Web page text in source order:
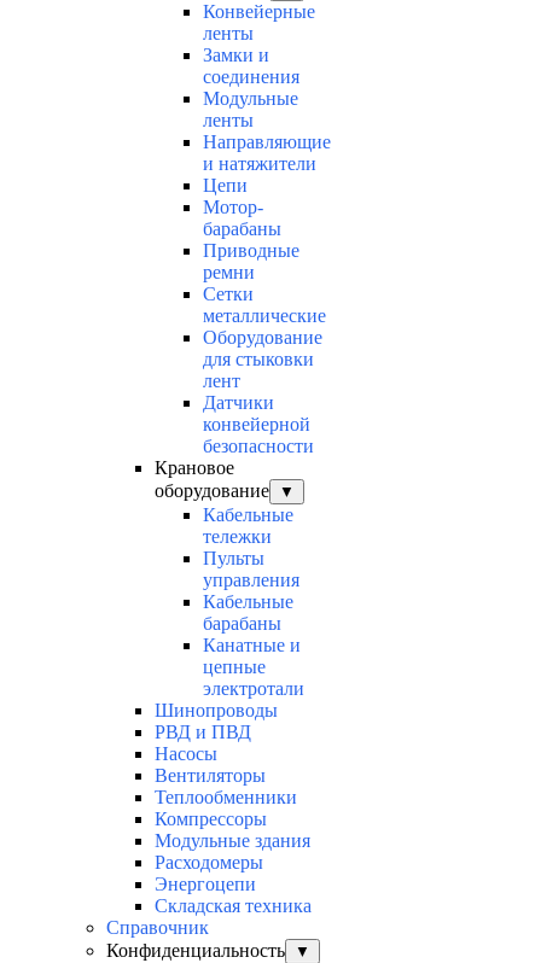
Конвейерные
ленты
Замки и
соединения
Модульные
ленты
Направляющие
и натяжители
Цепи
Мотор-
барабаны
Приводные
ремни
Сетки
металлические
Оборудование
для стыковки
лент
Датчики
конвейерной
безопасности
Крановое
оборудование
▼
Кабельные
тележки
Пульты
управления
Кабельные
барабаны
Канатные и
цепные
электротали
Шинопроводы
РВД и ПВД
Насосы
Вентиляторы
Теплообменники
Компрессоры
Модульные здания
Расходомеры
Энергоцепи
Складская техника
Справочник
Конфиденциальность
▼